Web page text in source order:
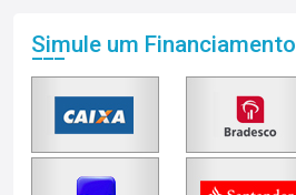
Simule um Financiamento